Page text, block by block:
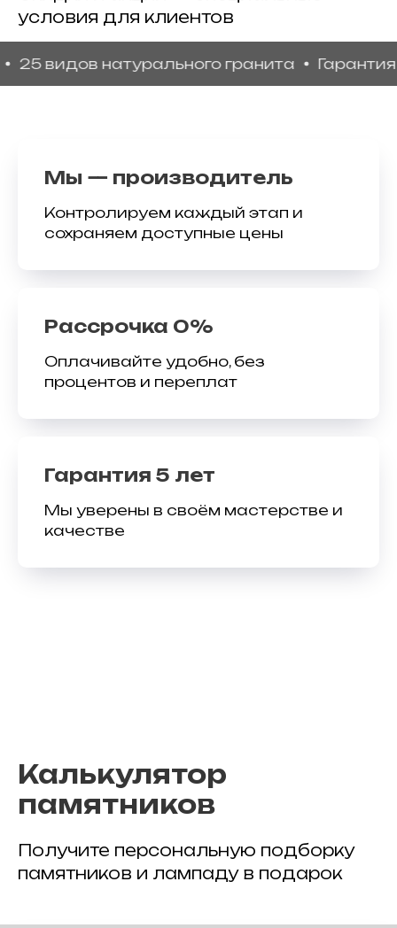
условия для клиентов
натурального гранита Гарантия
Мы — производитель
Контролируем каждый этап и
сохраняем доступные цены
Рассрочка 0%
Оплачивайте удобно, без
процентов и переплат
Гарантия 5 лет
Мы уверены в своём мастерстве и
качестве
Калькулятор
памятников
Получите персональную подборку
памятников и лампаду в подарок